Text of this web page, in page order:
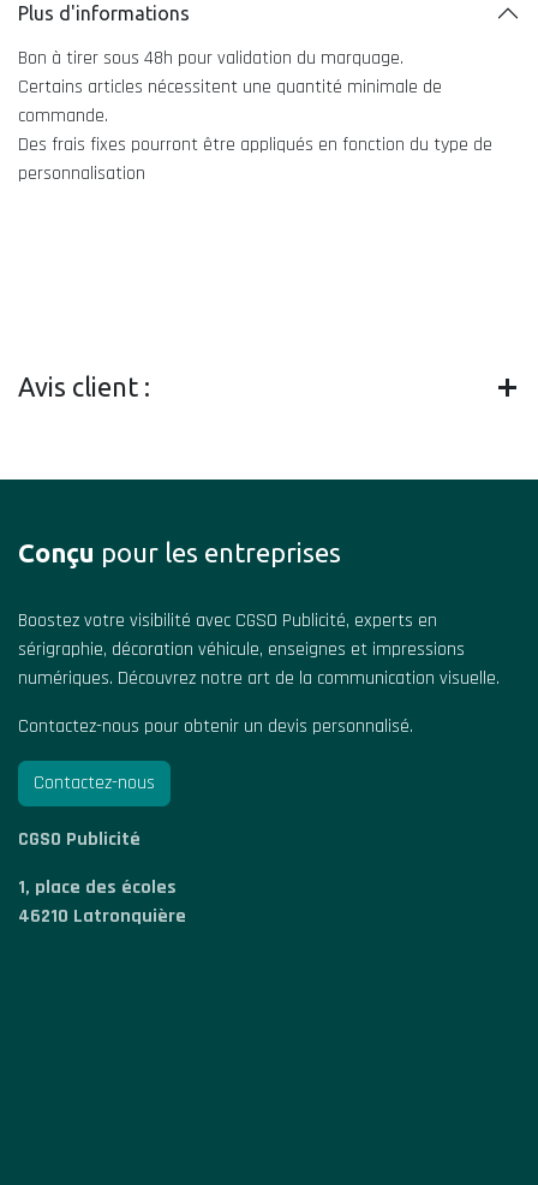
Plus d'informations
Bon à tirer sous 48h pour validation du marquage.
Certains articles nécessitent une quantité minimale de
commande.
Des frais fixes pourront être appliqués en fonction du type de
personnalisation
Avis client :
Conçu pour les entreprises
Boostez votre visibilité avec CGSO Publicité, experts en
sérigraphie, décoration véhicule, enseignes et impressions
numériques. Découvrez notre art de la communication visuelle.
Contactez-nous pour obtenir un devis personnalisé.
Contactez-nous
CGSO Publicité
1, place des écoles
46210 Latronquière